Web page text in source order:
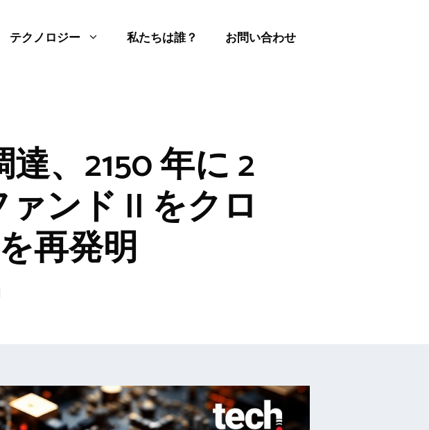
テクノロジー 私たちは誰？ お問い合わせ
、2150 年に 2
ンド II をクロ
再発明